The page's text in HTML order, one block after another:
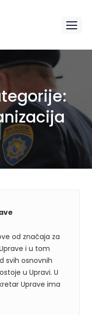
od značaja za
i u tom
svih osnovnih
u Upravi. U
Uprave ima